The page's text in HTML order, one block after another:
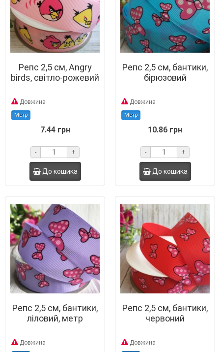
Репс 2,5 см, Angry
birds, світло-рожевий
Довжина
Метр
7.44 грн
- +
До кошика
Репс 2,5 см, бантики,
бірюзовий
Довжина
Метр
10.86 грн
- +
До кошика
Репс 2,5 см, бантики,
ліловий, метр
Довжина
Репс 2,5 см, бантики,
червоний
Довжина